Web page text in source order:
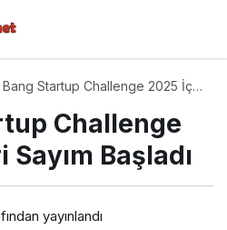
Bang Startup Challenge 2025 İçin
Challenge
Başladı
yayınlandı
2025